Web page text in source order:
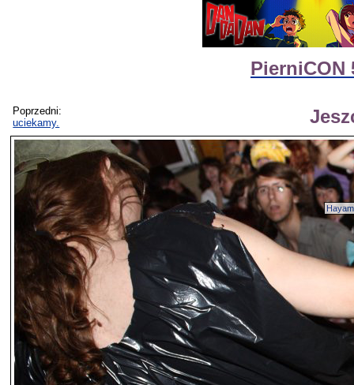
PierniCON
Poprzedni:
uciekamy.